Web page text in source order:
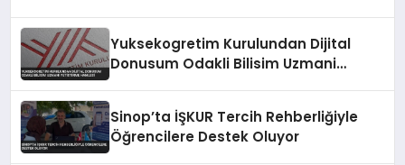
Yuksekogretim Kurulundan Dijital
Donusum Odakli Bilisim Uzmani
Sinop’ta İŞKUR Tercih Rehberliğiyle
Öğrencilere Destek Oluyor